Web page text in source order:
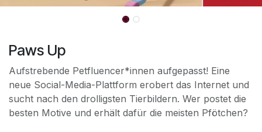
Paws Up
Aufstrebende Petfluencer*innen aufgepasst! Eine
neue Social-Media-Plattform erobert das Internet und
sucht nach den drolligsten Tierbildern. Wer postet die
besten Motive und erhält dafür die meisten Pfötchen?